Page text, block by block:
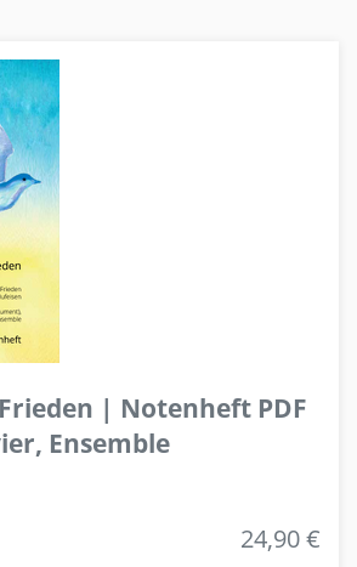
| Notenheft PDF
Ensemble
24,90 €